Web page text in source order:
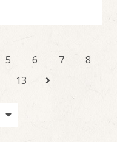
5 6 7
8
13